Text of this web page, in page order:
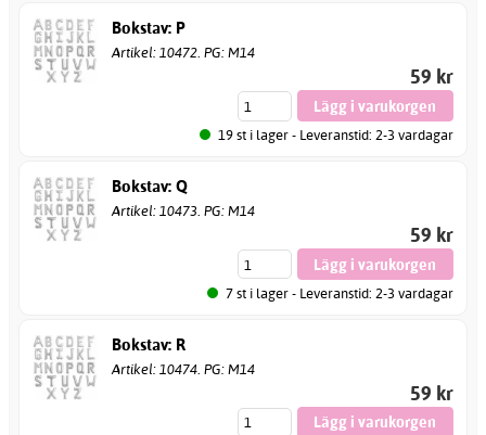
Bokstav: P
Artikel: 10472. PG: M14
59 kr
19 st i lager - Leveranstid: 2-3 vardagar
Bokstav: Q
Artikel: 10473. PG: M14
59 kr
7 st i lager - Leveranstid: 2-3 vardagar
Bokstav: R
Artikel: 10474. PG: M14
59 kr